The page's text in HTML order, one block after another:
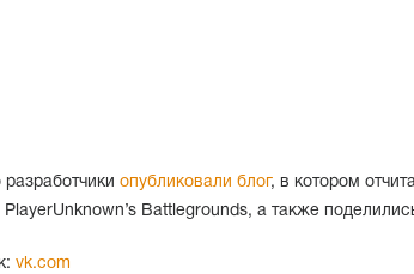
опубликовали блог, в котором
PlayerUnknown’s Battlegrounds, а также
vk.com